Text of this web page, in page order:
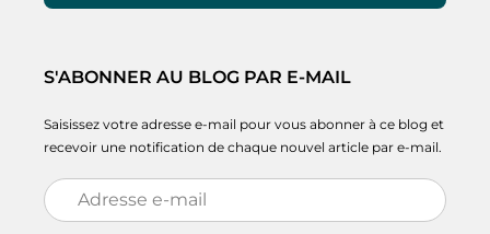
S'ABONNER AU BLOG PAR E-MAIL
Saisissez votre adresse e-mail pour vous abonner à ce blog et
recevoir une notification de chaque nouvel article par e-mail.
Adresse
e-